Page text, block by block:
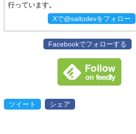
行っています。
Xで@saitodevをフォロー
Facebookでフォローする
ツイート シェア